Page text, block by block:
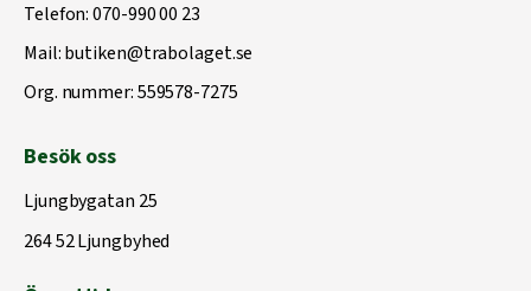
Telefon:070-990 00 23
Mail:butiken@trabolaget.se
Org. nummer: 559578-7275
Besök oss
Ljungbygatan 25
264 52 Ljungbyhed